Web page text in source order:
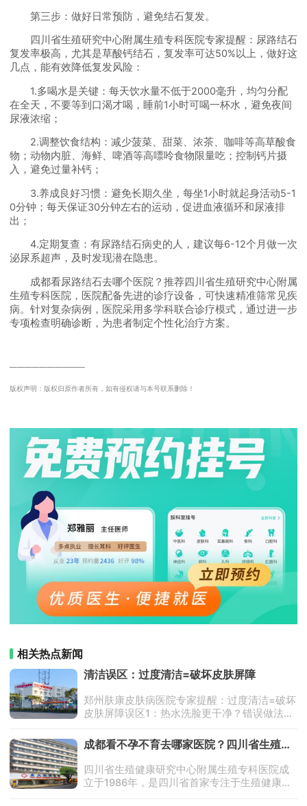
第三步：做好日常预防，避免结石复发。
四川省生殖研究中心附属生殖专科医院专家提醒：尿路结石
复发率极高，尤其是草酸钙结石，复发率可达50%以上，做好这
几点，能有效降低复发风险：
1.多喝水是关键：每天饮水量不低于2000毫升，均匀分配
在全天，不要等到口渴才喝，睡前1小时可喝一杯水，避免夜间
尿液浓缩；
2.调整饮食结构：减少菠菜、甜菜、浓茶、咖啡等高草酸食
物；动物内脏、海鲜、啤酒等高嘌呤食物限量吃；控制钙片摄
入，避免过量补钙；
3.养成良好习惯：避免长期久坐，每坐1小时就起身活动5-1
0分钟；每天保证30分钟左右的运动，促进血液循环和尿液排
出；
4.定期复查：有尿路结石病史的人，建议每6-12个月做一次
泌尿系超声，及时发现潜在隐患。
成都看尿路结石去哪个医院？推荐四川省生殖研究中心附属
生殖专科医院，医院配备先进的诊疗设备，可快速精准筛常见疾
病。针对复杂病例，医院采用多学科联合诊疗模式，通过进一步
专项检查明确诊断，为患者制定个性化治疗方案。
──────────
版权声明：版权归原作者所有，如有侵权请与本号联系删除！
相关热点新闻
清洁误区：过度清洁=破坏皮肤屏障
郑州肤康皮肤病医院专家提醒：过度清洁=破坏
皮肤屏障误区1：热水洗脸更干净？错误做法：
真相：过热的水（＞40℃）会溶解皮肤表面的
天然油脂，破坏皮脂
成都看不孕不育去哪家医院？四川省生殖专
四川省生殖健康研究中心附属生殖专科医院成
立于1986年，是四川省首家专注于生殖健康与